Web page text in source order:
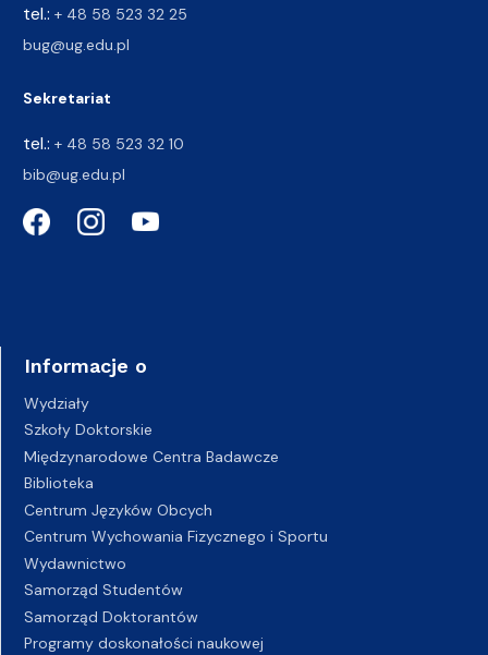
tel.: + 48 58 523 32 25
bug@ug.edu.pl
Sekretariat
tel.: + 48 58 523 32 10
bib@ug.edu.pl
Informacje o
Wydziały
Szkoły Doktorskie
Międzynarodowe Centra Badawcze
Biblioteka
Centrum Języków Obcych
Centrum Wychowania Fizycznego i Sportu
Wydawnictwo
Samorząd Studentów
Samorząd Doktorantów
Programy doskonałości naukowej